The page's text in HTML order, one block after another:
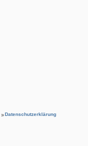
Datenschutzerklärung